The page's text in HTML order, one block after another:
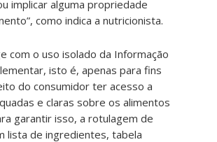
implicar alguma propriedade
como indica a nutricionista.
com o uso isolado da Informação
isto é, apenas para fins
do consumidor ter acesso a
e claras sobre os alimentos
garantir isso, a rotulagem de
lista de ingredientes, tabela